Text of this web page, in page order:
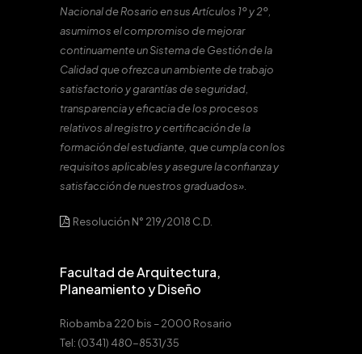
Nacional de Rosario en sus Artículos 1º y 2º,
asumimos el compromiso de mejorar
continuamente un Sistema de Gestión de la
Calidad que ofrezca un ambiente de trabajo
satisfactorio y garantías de seguridad,
transparencia y eficacia de los procesos
relativos al registro y certificación de la
formación del estudiante, que cumpla con los
requisitos aplicables y asegure la confianza y
satisfacción de nuestros graduados».
Resolución N° 219/2018 C.D.
Facultad de Arquitectura,
Planeamiento y Diseño
Riobamba 220 bis – 2000 Rosario
Tel: (0341) 480-8531/35